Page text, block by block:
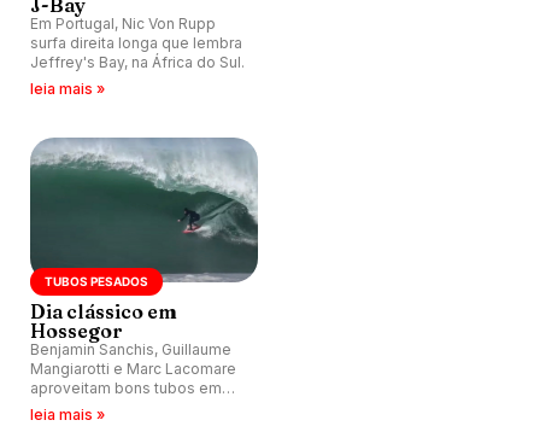
J-Bay
Em Portugal, Nic Von Rupp
surfa direita longa que lembra
Jeffrey's Bay, na África do Sul.
leia mais »
TUBOS PESADOS
Dia clássico em
Hossegor
Benjamin Sanchis, Guillaume
Mangiarotti e Marc Lacomare
aproveitam bons tubos em
Hossegor, França.
leia mais »